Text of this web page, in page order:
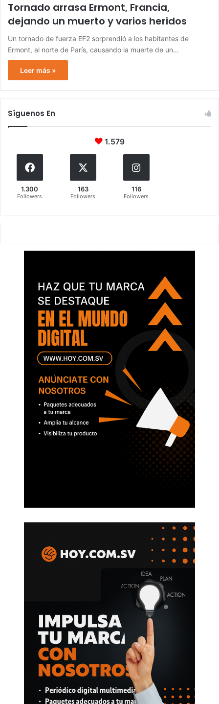
Tornado arrasa Ermont, Francia,
dejando un muerto y varios heridos
Un tornado de fuerza EF2 sorprendió a los habitantes de
Ermont, al norte de París, causando la muerte de un…
Leer más »
Síguenos En
1.579
1.300
Followers
163
Followers
116
Followers